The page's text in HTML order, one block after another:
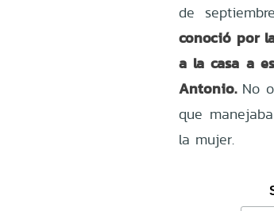
de
conoció por
a la casa a
Antonio.No
que
la mujer.